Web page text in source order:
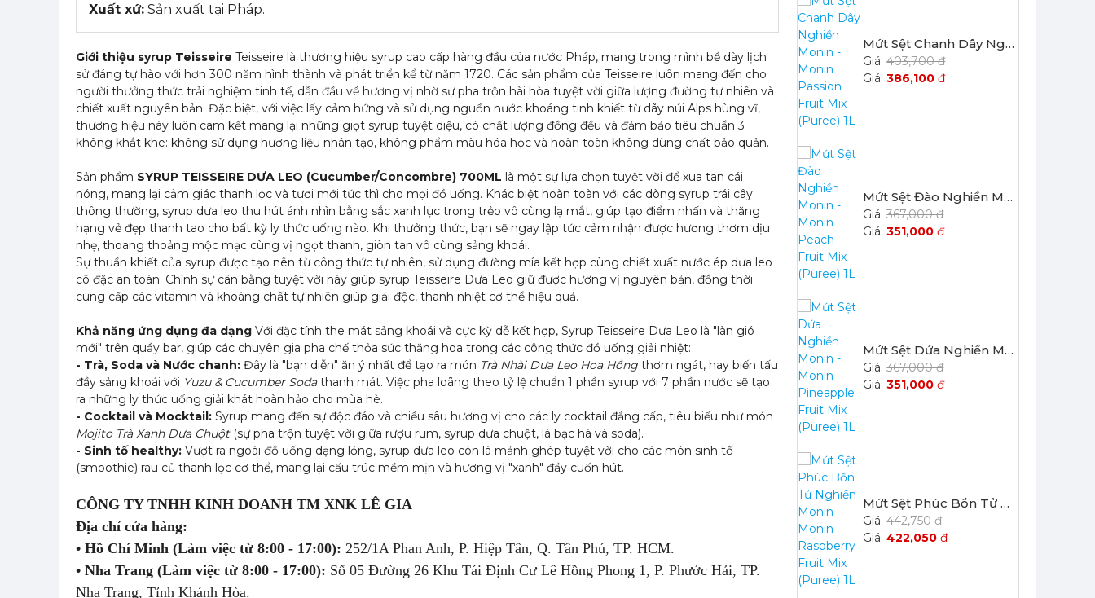
367,000 đ
351,000đ
367,000 đ
351,000đ
442,750 đ
422,050đ
442,750 đ
422,050đ
Xuất xứ: Sản xuất tại Pháp.
Giới thiệu syrup Teisseire Teisseire là thương hiệu syrup cao cấp hàng đầu của nước Pháp, mang trong mình bề dày lịch
sử đáng tự hào với hơn 300 năm hình thành và phát triển kể từ năm 1720. Các sản phẩm của Teisseire luôn mang đến cho
người thưởng thức trải nghiệm tinh tế, dẫn đầu về hương vị nhờ sự pha trộn hài hòa tuyệt vời giữa lượng đường tự nhiên và
chiết xuất nguyên bản. Đặc biệt, với việc lấy cảm hứng và sử dụng nguồn nước khoáng tinh khiết từ dãy núi Alps hùng vĩ,
thương hiệu này luôn cam kết mang lại những giọt syrup tuyệt diệu, có chất lượng đồng đều và đảm bảo tiêu chuẩn 3
không khắt khe: không sử dụng hương liệu nhân tạo, không phẩm màu hóa học và hoàn toàn không dùng chất bảo quản.
Sản phẩm SYRUP TEISSEIRE DƯA LEO (Cucumber/Concombre) 700ML là một sự lựa chọn tuyệt vời để xua tan cái
nóng, mang lại cảm giác thanh lọc và tươi mới tức thì cho mọi đồ uống. Khác biệt hoàn toàn với các dòng syrup trái cây
thông thường, syrup dưa leo thu hút ánh nhìn bằng sắc xanh lục trong trẻo vô cùng lạ mắt, giúp tạo điểm nhấn và thăng
hạng vẻ đẹp thanh tao cho bất kỳ ly thức uống nào. Khi thưởng thức, bạn sẽ ngay lập tức cảm nhận được hương thơm dịu
nhẹ, thoang thoảng mộc mạc cùng vị ngọt thanh, giòn tan vô cùng sảng khoái.
Sự thuần khiết của syrup được tạo nên từ công thức tự nhiên, sử dụng đường mía kết hợp cùng chiết xuất nước ép dưa leo
cô đặc an toàn. Chính sự cân bằng tuyệt vời này giúp syrup Teisseire Dưa Leo giữ được hương vị nguyên bản, đồng thời
cung cấp các vitamin và khoáng chất tự nhiên giúp giải độc, thanh nhiệt cơ thể hiệu quả.
Khả năng ứng dụng đa dạng Với đặc tính the mát sảng khoái và cực kỳ dễ kết hợp, Syrup Teisseire Dưa Leo là "làn gió
mới" trên quầy bar, giúp các chuyên gia pha chế thỏa sức thăng hoa trong các công thức đồ uống giải nhiệt:
- Trà, Soda và Nước chanh: Đây là "bạn diễn" ăn ý nhất để tạo ra món Trà Nhài Dưa Leo Hoa Hồng thơm ngát, hay biến tấu
đầy sảng khoái với Yuzu & Cucumber Sodathanh mát. Việc pha loãng theo tỷ lệ chuẩn 1 phần syrup với 7 phần nước sẽ tạo
ra những ly thức uống giải khát hoàn hảo cho mùa hè.
- Cocktail và Mocktail: Syrup mang đến sự độc đáo và chiều sâu hương vị cho các ly cocktail đẳng cấp, tiêu biểu như món
Mojito Trà Xanh Dưa Chuột(sự pha trộn tuyệt vời giữa rượu rum, syrup dưa chuột, lá bạc hà và soda).
- Sinh tố healthy: Vượt ra ngoài đồ uống dạng lỏng, syrup dưa leo còn là mảnh ghép tuyệt vời cho các món sinh tố
(smoothie) rau củ thanh lọc cơ thể, mang lại cấu trúc mềm mịn và hương vị "xanh" đầy cuốn hút.
CÔNG TY TNHH KINH DOANH TM XNK LÊ GIA
Địa chỉ cửa hàng:
• Hồ Chí Minh (Làm việc từ 8:00 - 17:00): 252/1A Phan Anh, P. Hiệp Tân, Q. Tân Phú, TP. HCM.
• Nha Trang (Làm việc từ 8:00 - 17:00): Số 05 Đường 26 Khu Tái Định Cư Lê Hồng Phong 1, P. Phước Hải, TP.
Nha Trang, Tỉnh Khánh Hòa.